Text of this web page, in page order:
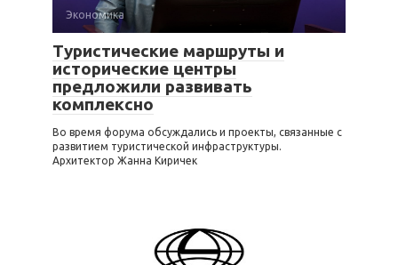
Экономика
Туристические маршруты и
исторические центры
предложили развивать
комплексно
Во время форума обсуждались и проекты, связанные с
развитием туристической инфраструктуры.
Архитектор Жанна Киричек